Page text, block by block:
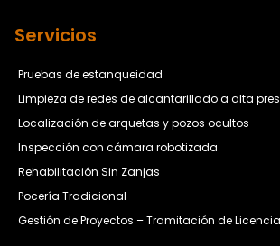
Servicios
Pruebas de estanqueidad
Limpieza de redes de alcantarillado a alta
Localización de arquetas y pozos ocultos
Inspección con cámara robotizada
Rehabilitación Sin Zanjas
Pocería Tradicional
Gestión de Proyectos – Tramitación de